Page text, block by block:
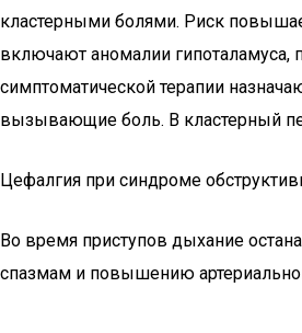
кластерными болями. Риск
включают аномалии
симптоматической терапии
вызывающие боль. В кластерный
Цефалгия при синдроме
Во время приступов дыхание
спазмам и повышению